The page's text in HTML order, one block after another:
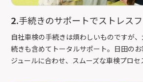
2.手続きのサポートでストレス
自社車検の手続きは煩わしいものですが
続きも含めてトータルサポート。日田の
ジュールに合わせ、スムーズな車検プロセ